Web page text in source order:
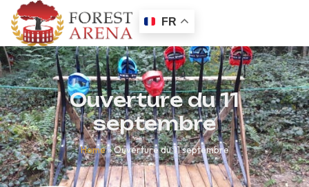
FR
Ouverture du 11
septembre
Home»Ouverture du 11 septembre